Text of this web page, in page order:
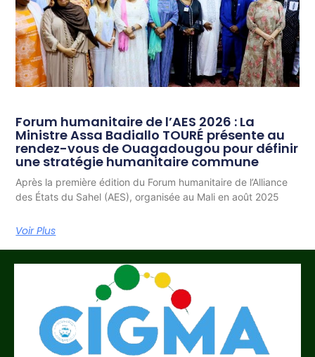
Forum humanitaire de l’AES 2026 : La
Ministre Assa Badiallo TOURÉ présente au
rendez-vous de Ouagadougou pour définir
une stratégie humanitaire commune
Après la première édition du Forum humanitaire de l’Alliance
des États du Sahel (AES), organisée au Mali en août 2025
Voir Plus